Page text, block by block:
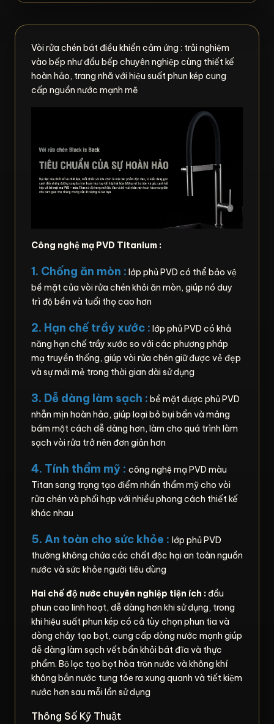
Vòi rửa chén bát điều khiển cảm ứng : trải nghiệm
vào bếp như đầu bếp chuyên nghiệp cùng thiết kế
hoàn hảo, trang nhã với hiệu suất phun kép cung
cấp nguồn nước mạnh mẽ
Công nghệ mạ PVD Titanium :
1. Chống ăn mòn : lớp phủ PVD có thể bảo vệ
bề mặt của vòi rửa chén khỏi ăn mòn, giúp nó duy
trì độ bền và tuổi thọ cao hơn
2. Hạn chế trầy xước : lớp phủ PVD có khả
năng hạn chế trầy xước so với các phương pháp
mạ truyền thống, giúp vòi rửa chén giữ được vẻ đẹp
và sự mới mẻ trong thời gian dài sử dụng
3. Dễ dàng làm sạch : bề mặt được phủ PVD
nhẵn mịn hoàn hảo, giúp loại bỏ bụi bẩn và mảng
bám một cách dễ dàng hơn, làm cho quá trình làm
sạch vòi rửa trở nên đơn giản hơn
4. Tính thẩm mỹ : công nghệ mạ PVD màu
Titan sang trọng tạo điểm nhấn thẩm mỹ cho vòi
rửa chén và phối hợp với nhiều phong cách thiết kế
khác nhau
5. An toàn cho sức khỏe : lớp phủ PVD
thường không chứa các chất độc hại an toàn nguồn
nước và sức khỏe người tiêu dùng
Hai chế độ nước chuyên nghiệp tiện ích :đầu
phun cao linh hoạt, dễ dàng hơn khi sử dụng, trong
khi hiệu suất phun kép có cả tùy chọn phun tia và
dòng chảy tạo bọt, cung cấp dòng nước mạnh giúp
dễ dàng làm sạch vết bẩn khỏi bát đĩa và thực
phẩm. Bộ lọc tạo bọt hòa trộn nước và không khí
không bắn nước tung tóe ra xung quanh và tiết kiệm
nước hơn sau mỗi lần sử dụng
Thông Số Kỹ Thuật